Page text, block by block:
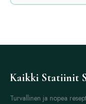
Kaikki Statiinit
Turvallinen ja nopea